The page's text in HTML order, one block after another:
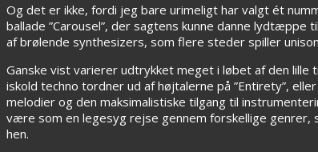
Og det er ikke, fordi jeg bare urimeligt har valgt ét
ballade ”Carousel”, der sagtens kunne danne
af brølende synthesizers, som flere steder spiller
Ganske vist varierer udtrykket meget i løbet af den
iskold techno tordner ud af højtalerne på ”Entirety”,
melodier og den maksimalistiske tilgang til
være som en legesyg rejse gennem forskellige
hen.